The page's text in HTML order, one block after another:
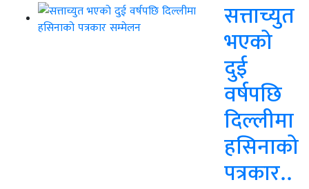
सत्ताच्युत
भएको
दुई
वर्षपछि
दिल्लीमा
हसिनाको
पत्रकार..